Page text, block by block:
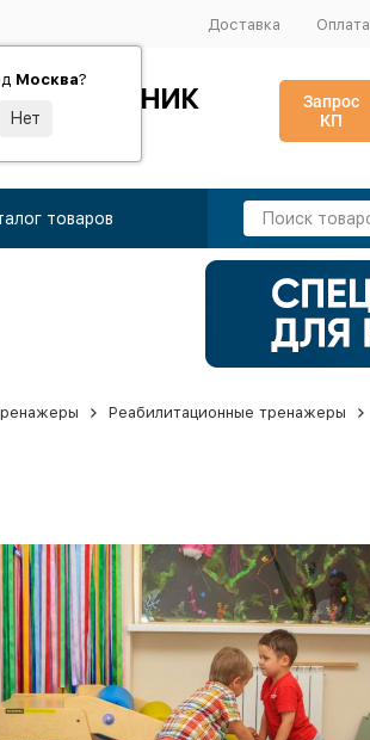
Москва?
Доставка Оплата
ТУРНИК
Запрос
КП
товаров
Реабилитационные тренажеры